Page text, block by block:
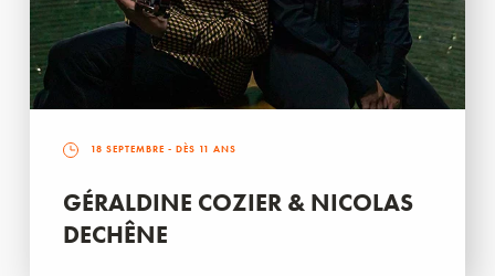
18 SEPTEMBRE - DÈS 11 ANS
GÉRALDINE COZIER & NICOLAS
DECHÊNE